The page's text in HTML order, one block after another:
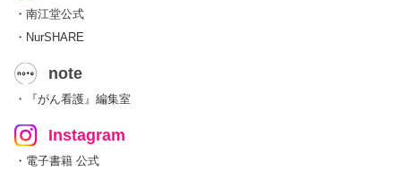
・南江堂公式
・NurSHARE
note
・『がん看護』編集室
Instagram
・電子書籍 公式